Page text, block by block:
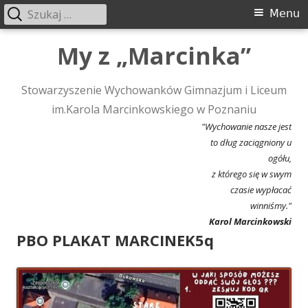
My z „Marcinka”
Stowarzyszenie Wychowanków Gimnazjum i Liceum
im.Karola Marcinkowskiego w Poznaniu
"Wychowanie nasze jest
to dług zaciągniony u
ogółu,
z którego się w swym
czasie wypłacać
winniśmy."
Karol Marcinkowski
Menu
główne
Menu
Szukaj:
PBO PLAKAT MARCINEK5q